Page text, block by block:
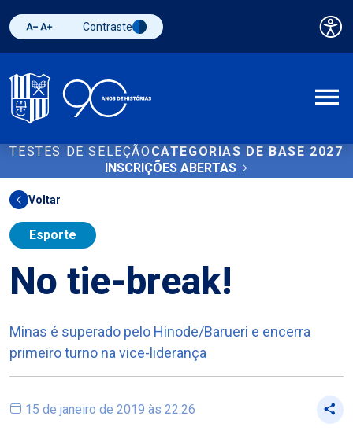
Diminuir fonte
Aumentar fonteAlternar contraste
Contraste
TESTES DE SELEÇÃO CATEGORIAS DE BASE 2027
INSCRIÇÕES ABERTAS
Voltar
Esporte
No tie-break!
Minas é superado pelo Hinode/Barueri e encerra
primeiro turno na vice-liderança
15 de janeiro de 2019 às 22:26